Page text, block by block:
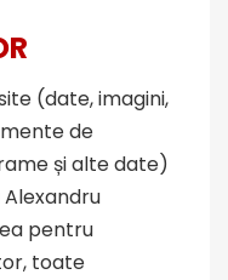
(date, imagini,
de
și alte date)
pentru
toate